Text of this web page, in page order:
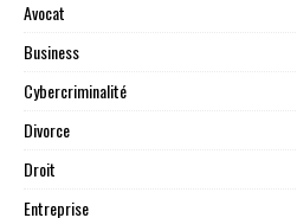
Avocat
Business
Cybercriminalité
Divorce
Droit
Entreprise